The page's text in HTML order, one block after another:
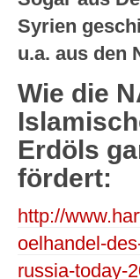
Syrien
u.a. aus den
Wie die
Erdöls
fördert:
http://
oelhandel-
russia-today-